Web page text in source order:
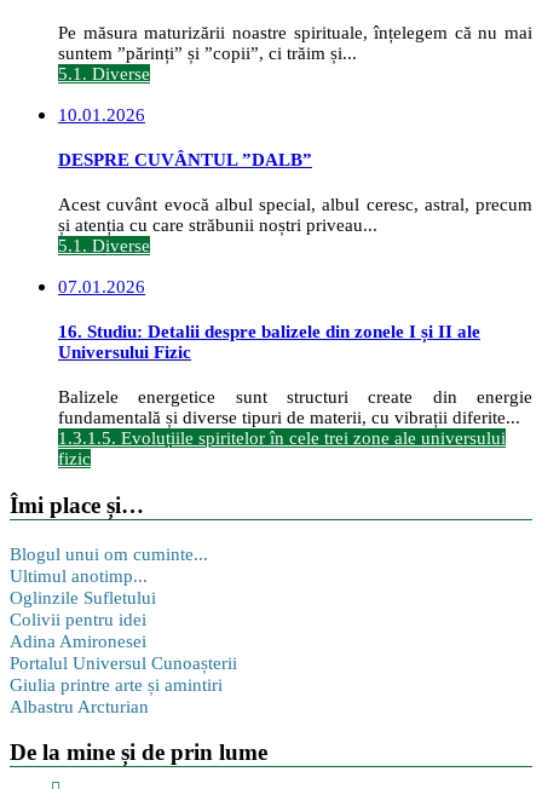
Pe măsura maturizării noastre spirituale, înțelegem că nu mai
suntem ”părinți” și ”copii”, ci trăim și...
5.1. Diverse
10.01.2026
DESPRE CUVÂNTUL ”DALB”
Acest cuvânt evocă albul special, albul ceresc, astral, precum
și atenția cu care străbunii noștri priveau...
5.1. Diverse
07.01.2026
16. Studiu: Detalii despre balizele din zonele I și II ale
Universului Fizic
Balizele energetice sunt structuri create din energie
fundamentală și diverse tipuri de materii, cu vibrații diferite...
1.3.1.5. Evoluțiile spiritelor în cele trei zone ale universului
fizic
Îmi place și…
Blogul unui om cuminte...
Ultimul anotimp...
Oglinzile Sufletului
Colivii pentru idei
Adina Amironesei
Portalul Universul Cunoașterii
Giulia printre arte și amintiri
Albastru Arcturian
De la mine și de prin lume